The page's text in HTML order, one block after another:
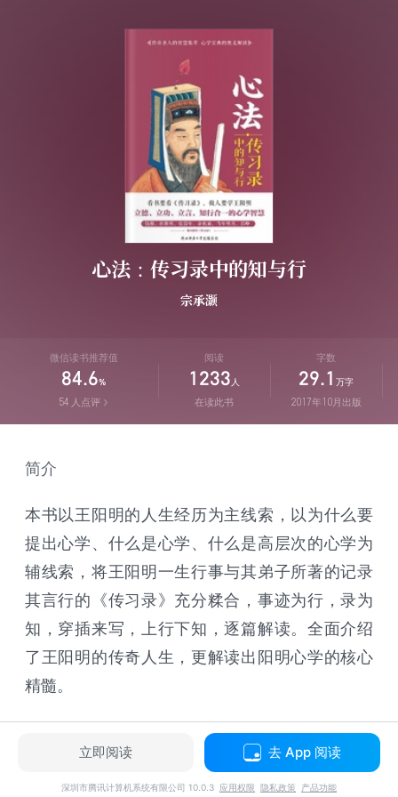
心法：传习录中的知与行
宗承灏
微信读书推荐值
84.6%
54 人点评
阅读
1233 人
在读此书
字数
29.1 万字
2017年10月出版
简介
本书以王阳明的人生经历为主线索，以为什么要
提出心学、什么是心学、什么是高层次的心学为
辅线索，将王阳明一生行事与其弟子所著的记录
其言行的《传习录》充分糅合，事迹为行，录为
知，穿插来写，上行下知，逐篇解读。全面介绍
了王阳明的传奇人生，更解读出阳明心学的核心
精髓。
立即阅读 去 App 阅读
深圳市腾讯计算机系统有限公司 10.0.3 应用权限 隐私政策 产品功能